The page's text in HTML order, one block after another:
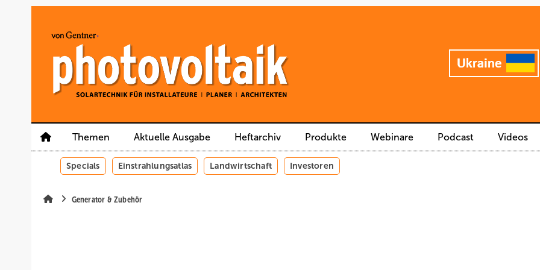
Themen Aktuelle Ausgabe Heftarchiv Produkte Webinare Podcast Videos
Specials Einstrahlungsatlas Landwirtschaft Investoren
Generator & Zubehör